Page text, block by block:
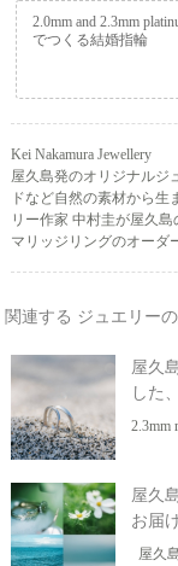
2.0mm and 2.3mm
でつくる結婚指輪
Kei Nakamura Jewellery
屋久島発のオリジナルジ
ドなど自然の素材から
リー作家 中村圭が屋久
マリッジリングのオーダ
関連する ジュエリー
屋久
した
2.3mm
屋久
お届
屋久